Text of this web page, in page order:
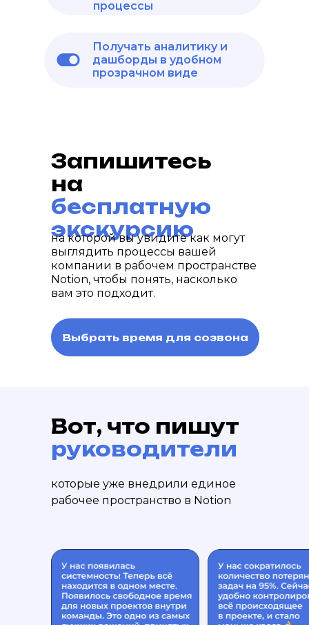
процессы
Получать аналитику и
дашборды в удобном
прозрачном виде
Запишитесь
на
бесплатную
экскурсию
на которой вы увидите как могут
выглядить процессы вашей
компании в рабочем пространстве
Notion, чтобы понять, насколько
вам это подходит.
Выбрать время для созвона
Вот, что пишут
руководители
которые уже внедрили единое
рабочее пространство в Notion